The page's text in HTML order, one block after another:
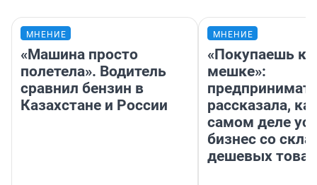
МНЕНИЕ
«Машина просто
полетела». Водитель
сравнил бензин в
Казахстане и России
МНЕНИЕ
«Покупаешь
мешке»:
рассказала,
самом деле
бизнес со
дешевых